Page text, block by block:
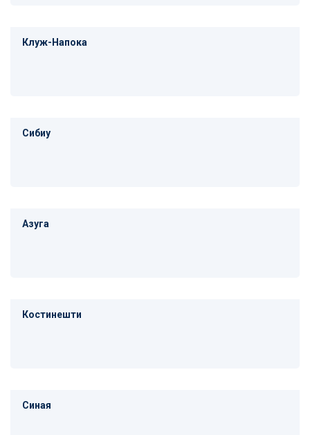
Клуж-Напока
Сибиу
Азуга
Костинешти
Синая